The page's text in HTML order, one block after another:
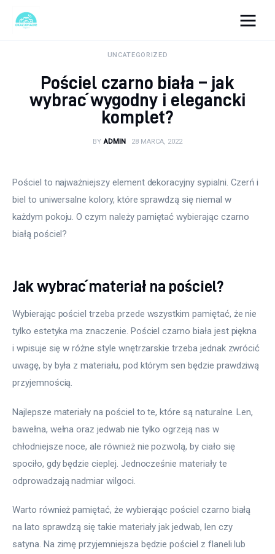
Turystyka
Dom i ogród
Zdrowie
Więcej
UNCATEGORIZED
Pościel czarno biała – jak
wybrać wygodny i elegancki
komplet?
BY ADMIN 28 MARCA, 2022
Pościel to najważniejszy element dekoracyjny sypialni. Czerń i
biel to uniwersalne kolory, które sprawdzą się niemal w
każdym pokoju. O czym należy pamiętać wybierając czarno
białą pościel?
Jak wybrać materiał na pościel?
Wybierając pościel trzeba przede wszystkim pamiętać, że nie
tylko estetyka ma znaczenie. Pościel czarno biała jest piękna
i wpisuje się w różne style wnętrzarskie trzeba jednak zwrócić
uwagę, by była z materiału, pod którym sen będzie prawdziwą
przyjemnością.
Najlepsze materiały na pościel to te, które są naturalne. Len,
bawełna, wełna oraz jedwab nie tylko ogrzeją nas w
chłodniejsze noce, ale również nie pozwolą, by ciało się
spociło, gdy będzie cieplej. Jednocześnie materiały te
odprowadzają nadmiar wilgoci.
Warto również pamiętać, że wybierając pościel czarno białą
na lato sprawdzą się takie materiały jak jedwab, len czy
satyna. Na zimę przyjemniejsza będzie pościel z flaneli lub